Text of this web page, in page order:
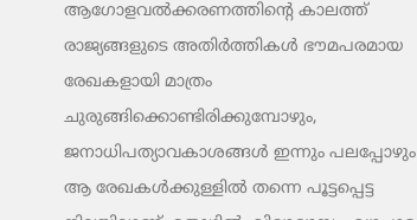
ആഗോളവൽക്കരണത്തിന്റെ കാലത്ത്
രാജ്യങ്ങളുടെ അതിർത്തികൾ ഭൗമപരമായ
രേഖകളായി മാത്രം
ചുരുങ്ങിക്കൊണ്ടിരിക്കുമ്പോഴും,
ജനാധിപത്യാവകാശങ്ങൾ ഇന്നും പലപ്പോഴും
ആ രേഖകൾക്കുള്ളിൽ തന്നെ പൂട്ടപ്പെട്ട